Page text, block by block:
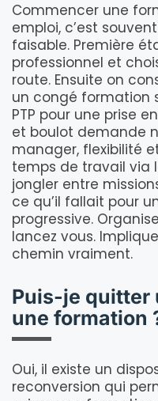
Commencer une
emploi, c’est
faisable. Première
professionnel et
route. Ensuite on
un congé formation
PTP pour une prise
et boulot demande
manager, flexibilité
temps de travail via
jongler entre
ce qu’il fallait pour
progressive.
lancez vous.
chemin vraiment.
Puis-je quitter
une formation
Oui, il existe un
reconversion qui